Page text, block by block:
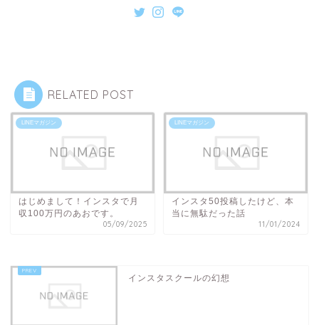
RELATED POST
LINEマガジン
はじめまして！インスタで月
収100万円のあおです。
05/09/2025
LINEマガジン
インスタ50投稿したけど、本
当に無駄だった話
11/01/2024
インスタスクールの幻想